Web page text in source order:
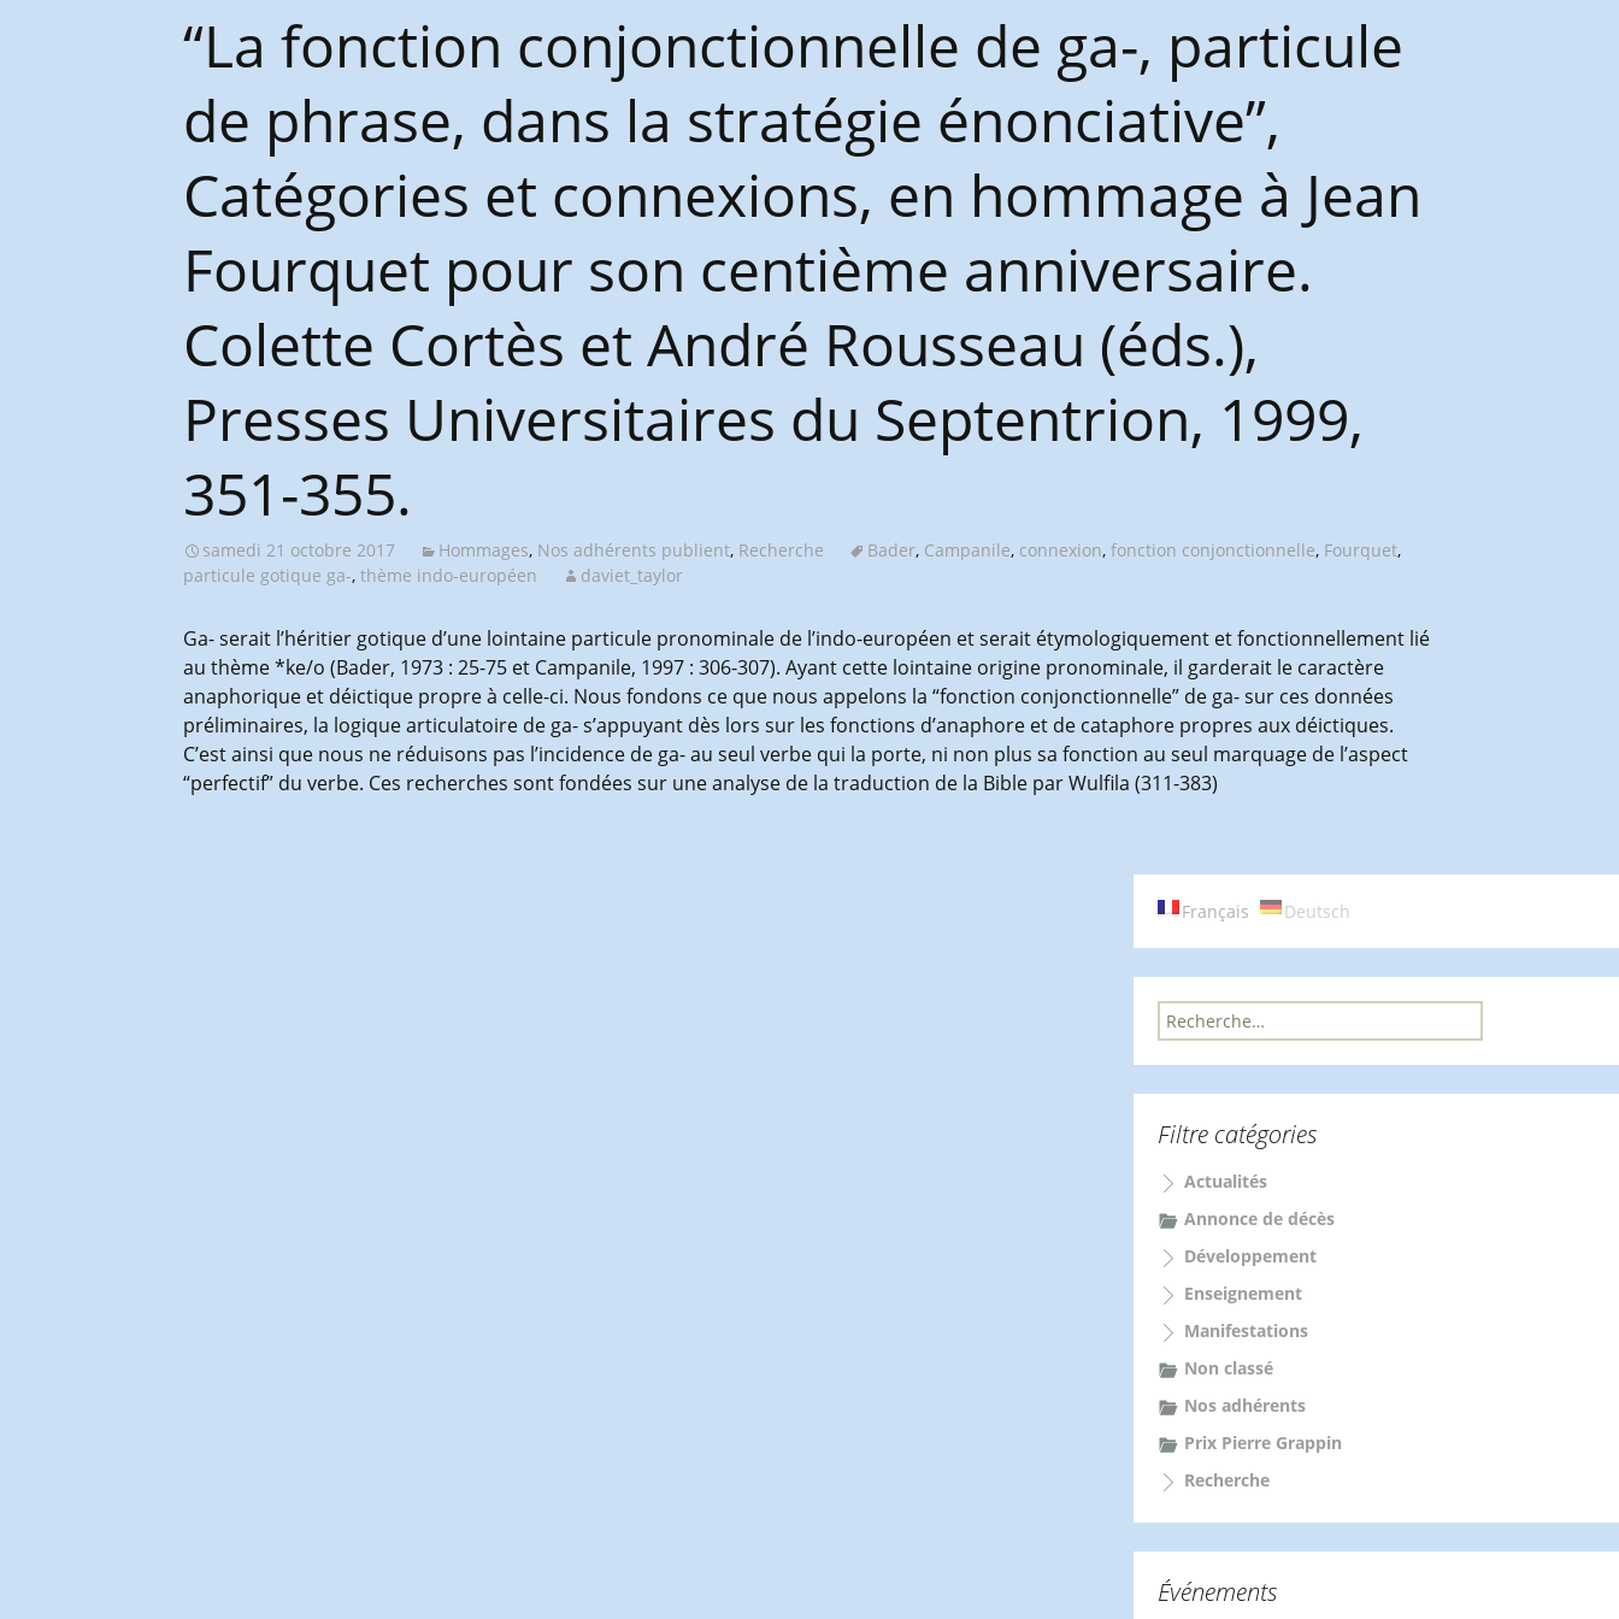
l’AGES“La fonction conjonctionnelle de ga-, particule
de phrase, dans la stratégie énonciative”,
Catégories et connexions, en hommage à Jean
Fourquet pour son centième anniversaire.
Colette Cortès et André Rousseau (éds.),
Presses Universitaires du Septentrion, 1999,
351-355.
samedi 21 octobre 2017 Hommages, Nos adhérents publient, Recherche Bader, Campanile, connexion, fonction conjonctionnelle, Fourquet,
particule gotique ga-, thème indo-européen daviet_taylor
Ga- serait l’héritier gotique d’une lointaine particule pronominale de l’indo-européen et serait étymologiquement et fonctionnellement lié
au thème *ke/o (Bader, 1973 : 25-75 et Campanile, 1997 : 306-307). Ayant cette lointaine origine pronominale, il garderait le caractère
anaphorique et déictique propre à celle-ci. Nous fondons ce que nous appelons la “fonction conjonctionnelle” de ga- sur ces données
préliminaires, la logique articulatoire de ga- s’appuyant dès lors sur les fonctions d’anaphore et de cataphore propres aux déictiques.
C’est ainsi que nous ne réduisons pas l’incidence de ga- au seul verbe qui la porte, ni non plus sa fonction au seul marquage de l’aspect
“perfectif” du verbe. Ces recherches sont fondées sur une analyse de la traduction de la Bible par Wulfila (311-383)
Français Deutsch
R
e
c
h
r
h
e
Filtre catégories
Actualités
Annonce de décès
Développement
Enseignement
Manifestations
Non classé
Nos adhérents
Prix Pierre Grappin
Recherche
Événements